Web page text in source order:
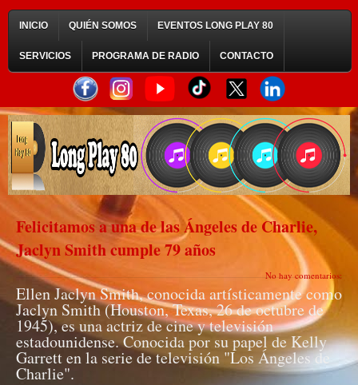
INICIO QUIÉN SOMOS EVENTOS LONG PLAY 80
SERVICIOS PROGRAMA DE RADIO CONTACTO
Felicitamos a una de las Ángeles de Charlie,
Jaclyn Smith cumple 79 años
No hay comentarios:
Ellen Jaclyn Smith, conocida artísticamente como
Jaclyn Smith (Houston, Texas, 26 de octubre de
1945), es una actriz de cine y televisión
estadounidense. Conocida por su papel de Kelly
Garrett en la serie de televisión "Los Ángeles de
Charlie".